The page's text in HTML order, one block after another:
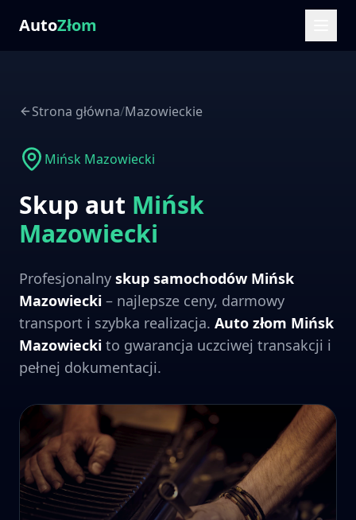
AutoZłom
Strona główna/Mazowieckie
Mińsk Mazowiecki
Skup aut Mińsk
Mazowiecki
Profesjonalny skup samochodów Mińsk
Mazowiecki – najlepsze ceny, darmowy
transport i szybka realizacja. Auto złom Mińsk
Mazowiecki to gwarancja uczciwej transakcji i
pełnej dokumentacji.